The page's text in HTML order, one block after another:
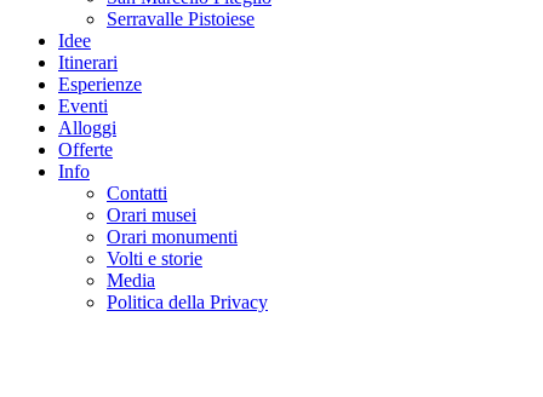
Serravalle Pistoiese
Idee
Itinerari
Esperienze
Eventi
Alloggi
Offerte
Info
Contatti
Orari musei
Orari monumenti
Volti e storie
Media
Politica della Privacy